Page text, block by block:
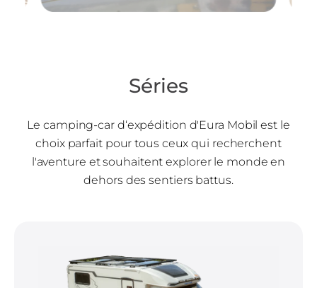
Séries
Le camping-car d‘expédition d'Eura Mobil est le
choix parfait pour tous ceux qui recherchent
l'aventure et souhaitent explorer le monde en
dehors des sentiers battus.